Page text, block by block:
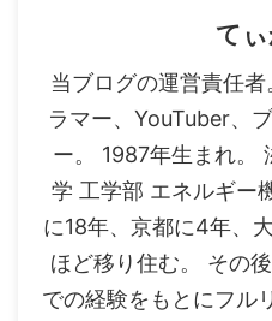
て
当ブログの運営責任
ラマー、YouTuber、
ー。 1987年生まれ。
学 工学部 エネルギー
に18年、京都に4年、
ほど移り住む。 その
での経験をもとにフル